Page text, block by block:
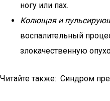
ногу или пах.
Колющая и
воспалительный
злокачественную
Читайте также: Синдром